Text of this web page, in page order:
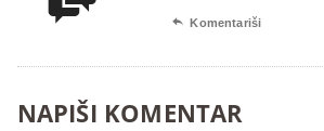
 Komentariši
NAPIŠI KOMENTAR